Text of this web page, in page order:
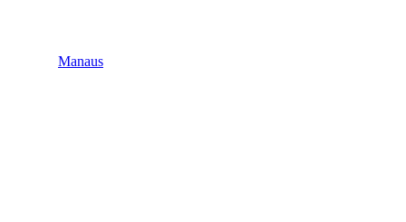
Manaus